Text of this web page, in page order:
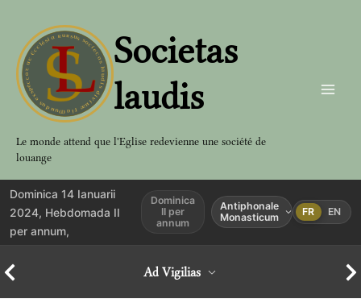
contenu
Societas
laudis
Le monde attend que l'Eglise redevienne une société de
louange
Dominica 14 Ianuarii
2024, Hebdomada II
per annum,
Dominica
II per
annum
Antiphonale
Monasticum
FR EN
Ad Vigilias